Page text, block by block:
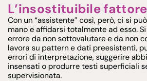
L’insostituibile
Con un “assistente” così, però, ci si
mano e affidarsi totalmente ad esso.
errore da non sottovalutare e da non
lavora su pattern e dati preesistenti,
errori di interpretazione, suggerire
insensati o produrre testi superficiali
supervisionata.